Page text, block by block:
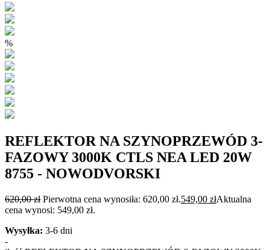
%
REFLEKTOR NA SZYNOPRZEWÓD 3-
FAZOWY 3000K CTLS NEA LED 20W
8755 - NOWODVORSKI
620,00zł Pierwotna cena wynosiła: 620,00 zł.549,00 złAktualna
cena wynosi: 549,00 zł.
Wysyłka: 3-6 dni
-